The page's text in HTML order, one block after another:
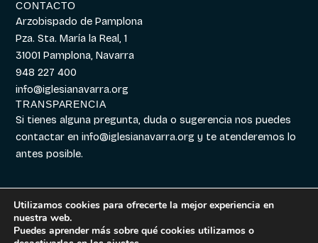
CONTACTO
Arzobispado de Pamplona
Pza. Sta. María la Real, 1
31001 Pamplona, Navarra
948 227 400
info@iglesianavarra.org
TRANSPARENCIA
Si tienes alguna pregunta, duda o sugerencia nos puedes
contactar eninfo@iglesianavarra.org y te atenderemos lo
antes posible.
Aviso legal|
Cookies|Política de
Utilizamos cookies para ofrecerte la mejor experiencia en
nuestra web.
Puedes aprender más sobre qué cookies utilizamos o